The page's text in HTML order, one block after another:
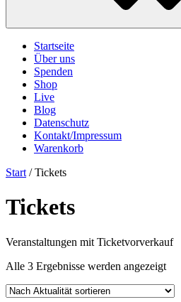
Startseite
Über uns
Spenden
Shop
Live
Blog
Datenschutz
Kontakt/Impressum
Warenkorb
Start / Tickets
Tickets
Veranstaltungen mit Ticketvorverkauf
Alle 3 Ergebnisse werden angezeigt